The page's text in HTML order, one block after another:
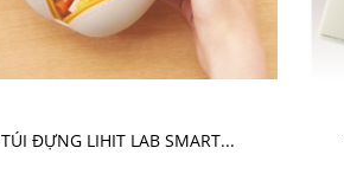
TÚI ĐỰNG LIHIT LAB SMART...